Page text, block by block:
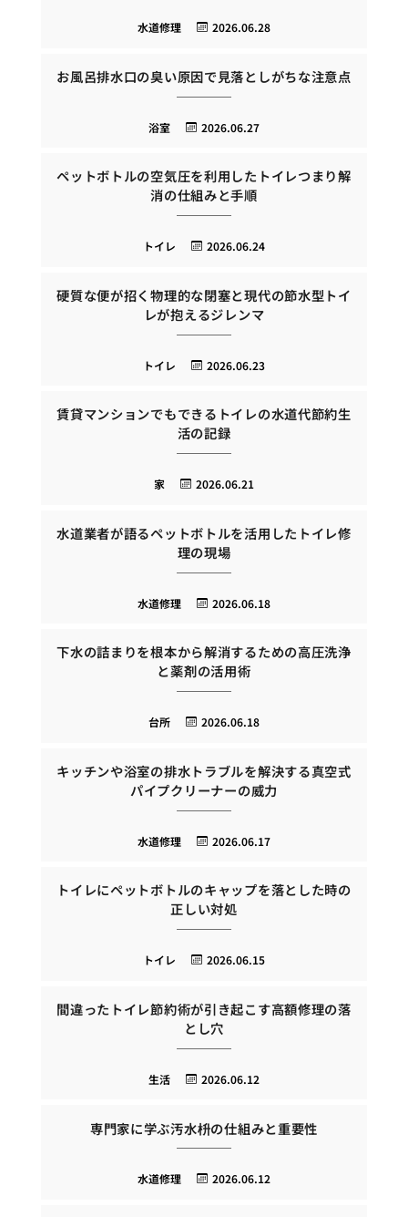
2026.06.28
水道修理
お風呂排水口の臭い原因で見落としがちな注意点
2026.06.27
浴室
ペットボトルの空気圧を利用したトイレつまり解
消の仕組みと手順
2026.06.24
トイレ
硬質な便が招く物理的な閉塞と現代の節水型トイ
レが抱えるジレンマ
2026.06.23
トイレ
賃貸マンションでもできるトイレの水道代節約生
活の記録
2026.06.21
家
水道業者が語るペットボトルを活用したトイレ修
理の現場
2026.06.18
水道修理
下水の詰まりを根本から解消するための高圧洗浄
と薬剤の活用術
2026.06.18
台所
キッチンや浴室の排水トラブルを解決する真空式
パイプクリーナーの威力
2026.06.17
水道修理
トイレにペットボトルのキャップを落とした時の
正しい対処
2026.06.15
トイレ
間違ったトイレ節約術が引き起こす高額修理の落
とし穴
2026.06.12
生活
専門家に学ぶ汚水枡の仕組みと重要性
2026.06.12
水道修理